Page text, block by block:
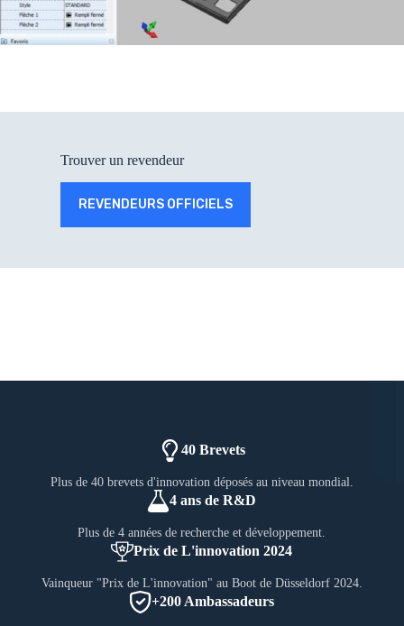
Trouver un revendeur
REVENDEURS OFFICIELS
40 Brevets
Plus de 40 brevets d'innovation déposés au niveau mondial.
4 ans de R&D
Plus de 4 années de recherche et développement.
Prix de L'innovation 2024
Vainqueur "Prix de L'innovation" au Boot de Düsseldorf 2024.
+200 Ambassadeurs